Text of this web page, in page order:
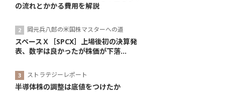
の流れとかかる費用を解説
岡元兵八郎の米国株マスターへの道
スペースＸ［SPCX］上場後初の決算発
表、数字は良かったが株価が下落...
ストラテジーレポート
半導体株の調整は底値をつけたか